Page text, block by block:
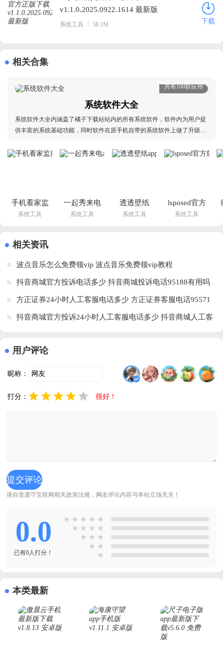
v1.1.0.2025.0922.1614 最新版
系统工具 58.1M 下载
相关合集
共有100款应用
系统软件大全
系统软件大全内涵盖了橘子下载站站内的所有系统软件，软件内为用户提
供丰富的系统基础功能，同时软件在原手机自带的系统软件上做了升级处
载站站内的所有系统软件，欢迎有需求的用户前来下载体验，本合集支持
手机看家监
控远程app
v1.0.14.1002
系统工具
一起秀来电
app最新版
系统工具
透透壁纸
app免费下
系统工具
lsposed官方
版github下
系统工具
相关资讯
波点音乐怎么免费领vip 波点音乐免费领vip教程
抖音商城官方投诉电话多少 抖音商城投诉电话95188有用吗
方正证券24小时人工客服电话多少 方正证券客服电话95571
怎么转人工服务
抖音商城官方投诉24小时人工客服电话多少 抖音商城人工客
用户评论
昵称：
打分： 很好！
请自觉遵守互联网相关政策法规，网友评论内容与本站立场无关！
0.0
已有0人打分！
★ ★ ★ ★ ★
★ ★ ★ ★
★ ★ ★
★ ★
★
本类最新